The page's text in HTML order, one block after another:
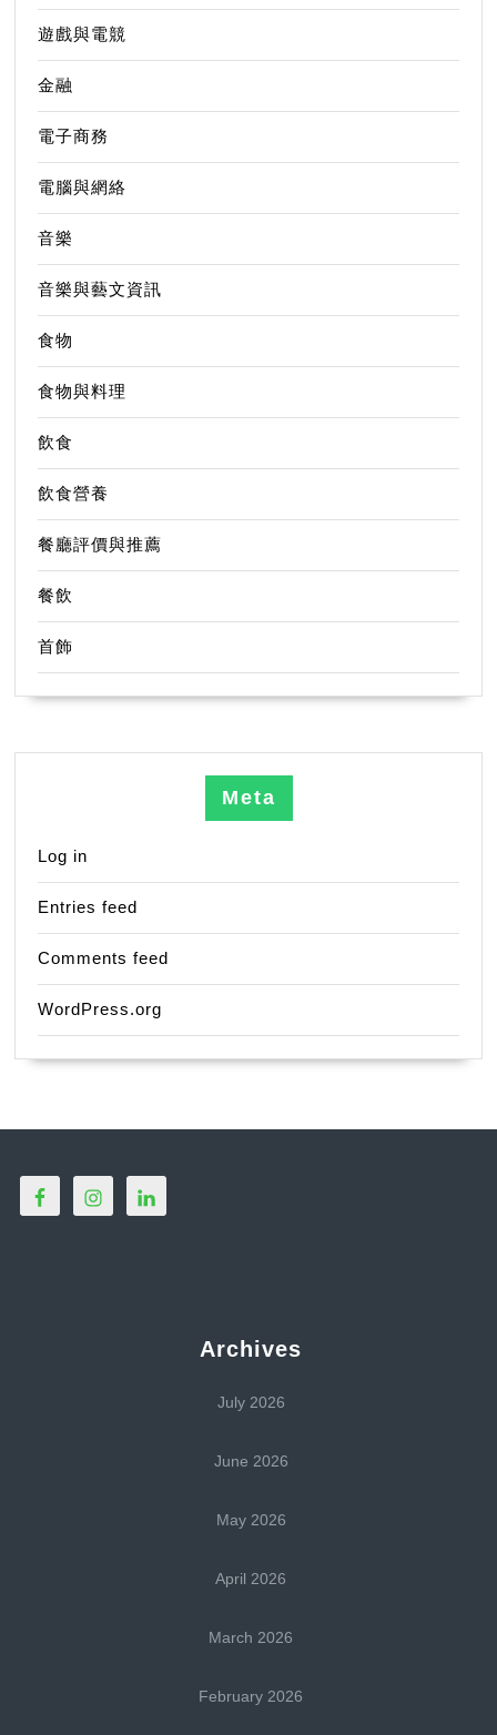
遊戲與電競
金融
電子商務
電腦與網絡
音樂
音樂與藝文資訊
食物
食物與料理
飲食
飲食營養
餐廳評價與推薦
餐飲
首飾
Meta
Log in
Entries feed
Comments feed
WordPress.org
Archives
July 2026
June 2026
May 2026
April 2026
March 2026
February 2026